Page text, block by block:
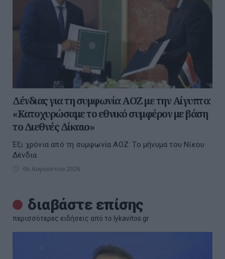
Δένδιας για τη συμφωνία ΑΟΖ με την Αίγυπτο:
«Κατοχυρώσαμε το εθνικό συμφέρον με βάση
το Διεθνές Δίκαιο»
Έξι χρόνια από τη συμφωνία ΑΟΖ: Το μήνυμα του Νίκου
Δένδια
06 Αυγούστου 2026
διαβάστε επίσης
περισσότερες ειδήσεις από το lykavitos.gr